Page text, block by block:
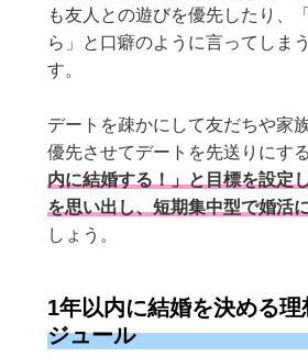
も友人との遊びを優先したり、
ら」と口癖のように言ってしま
す。
デートを疎かにして友だちや家
優先させてデートを先送りにす
内に結婚する！」と目標を設定
を思い出し、短期集中型で婚活
しょう。
1年以内に結婚を決める
ジュール